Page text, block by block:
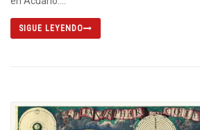
SIGUE LEYENDO